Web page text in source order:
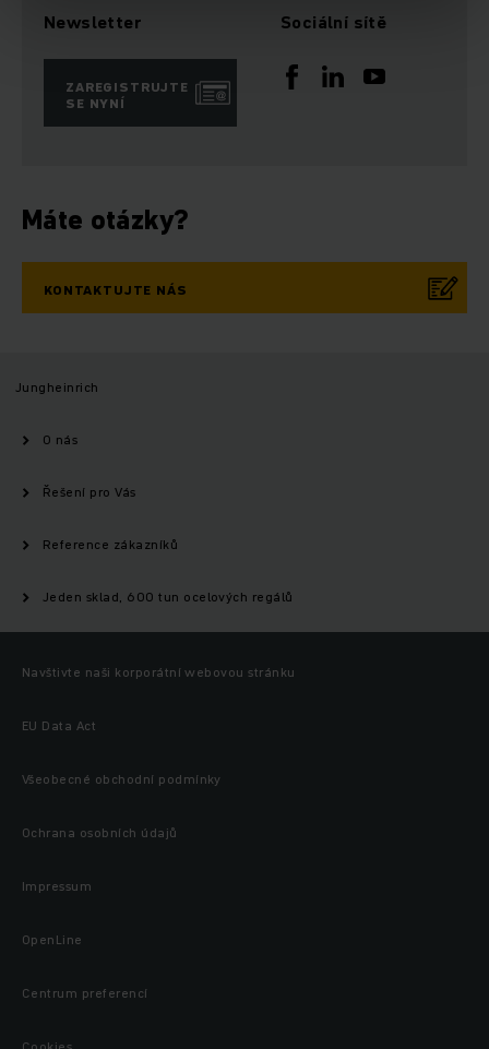
Newsletter
ZAREGISTRUJTE
SE NYNÍ
Sociální sítě
Máte otázky?
KONTAKTUJTE NÁS
Jungheinrich
O nás
Řešení pro Vás
Reference zákazníků
Jeden sklad, 600 tun ocelových regálů
Navštivte naši korporátní webovou stránku
EU Data Act
Všeobecné obchodní podmínky
Ochrana osobních údajů
Impressum
OpenLine
Centrum preferencí